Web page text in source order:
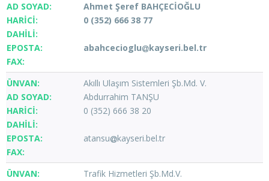
Ahmet Şeref BAHÇECİOĞLU
0 (352) 666 38 77
abahcecioglu kayseri.bel.tr
Akıllı Ulaşım Sistemleri Şb.Md. V.
Abdurrahim TANŞU
0 (352) 666 38 20
atansu kayseri.bel.tr
Trafik Hizmetleri Şb.Md.V.